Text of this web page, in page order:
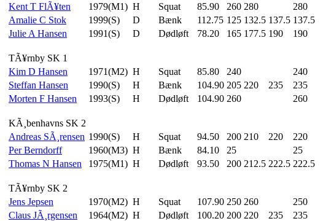
Kent T FlÃ¥ten
1979(M1) H Squat 85.90 260 280 280
Amalie C Stok
1999(S) D Bænk 112.75 125 132.5 137.5 137.5
Julie A Hansen
1991(S) D Dødløft 78.20 165 177.5 190 190
TÃ¥rnby SK 1
Kim D Hansen
1971(M2) H Squat 85.80 240 240
Steffan Hansen
1990(S) H Bænk 104.90 205 220 235 235
Morten F Hansen
1993(S) H Dødløft 104.90 260 260
KÃ¸benhavns SK 2
Andreas SÃ¸rensen 1990(S) H Squat 94.50 200 210 220 220
Per Berndorff
1960(M3) H Bænk 84.10 25 25
Thomas N Hansen
1975(M1) H Dødløft 93.50 200 212.5 222.5 222.5
TÃ¥rnby SK 2
Jens Jepsen
1970(M2) H Squat 107.90 250 260 250
Claus JÃ¸rgensen
1964(M2) H Dødløft 100.20 200 220 235 235